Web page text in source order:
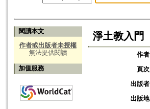
閱讀本文
作者或出版者未授權
無法提供閱讀
加值服務
淨土教入門
作者
頁次
出版者
出版地